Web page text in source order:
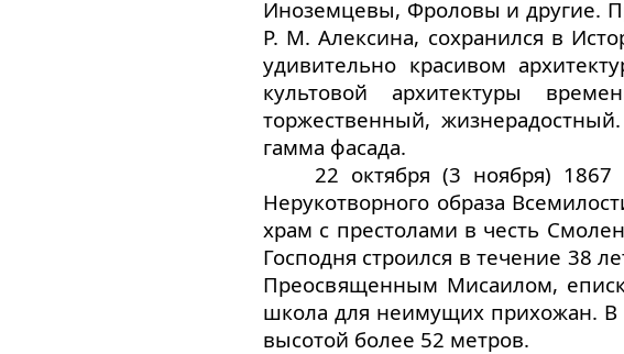
Иноземцевы, Фроловы и другие.
Р. М. Алексина, сохранился в
удивительно красивом
культовой архитектуры
торжественный,
гамма фасада.
22 октября (3 ноября)
Нерукотворного образа
храм с престолами в честь
Господня строился в течение 38
Преосвященным Мисаилом,
школа для неимущих прихожан. В
высотой более 52 метров.